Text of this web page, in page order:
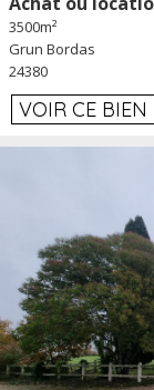
3500m²
Grun Bordas
24380
VOIR CE BIEN